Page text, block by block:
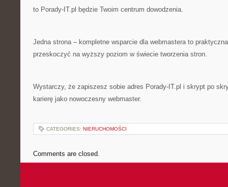
to Porady-IT.pl będzie Twoim centrum dowodzenia.
Jedna strona – kompletne wsparcie dla webmastera to
przeskoczyć na wyższy poziom w świecie tworzenia stron.
Wystarczy, że zapiszesz sobie adres Porady-IT.pl i skrypt po
karierę jako nowoczesny webmaster.
CATEGORIES: NIERUCHOMOŚCI
Comments are closed.